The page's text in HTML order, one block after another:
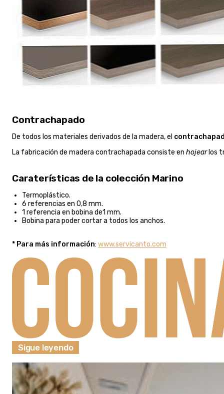
Contrachapado
De todos los materiales derivados de la madera, el
La fabricación de madera contrachapada consiste en hojearlos
Caraterísticas de la colección Marino
Termoplástico.
6 referencias en 0,8 mm.
1 referencia en bobina de1 mm.
Bobina para poder cortar a todos los anchos.
* Para más información: www.servicanto.com
Sigue leyendo